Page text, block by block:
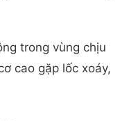
trong vùng chịu
cao gặp lốc xoáy,